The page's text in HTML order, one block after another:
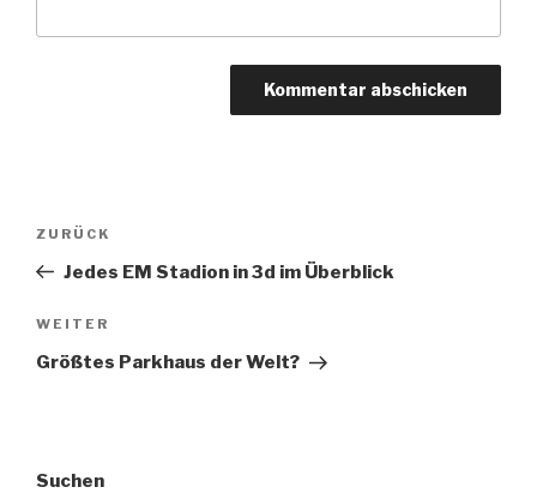
Beitragsnavigation
Vorheriger
Beitrag
ZURÜCK
Jedes EM Stadion in 3d im Überblick
Nächster
Beitrag
WEITER
Größtes Parkhaus der Welt?
Suchen